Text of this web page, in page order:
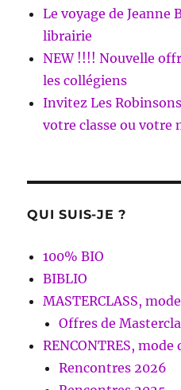
Le voyage de Jeanne
librairie
NEW !!!! Nouvelle
les collégiens
Invitez Les
votre classe ou votre
QUI SUIS-JE ?
100% BIO
BIBLIO
MASTERCLASS,
Offres de
RENCONTRES, mode
Rencontres 2026